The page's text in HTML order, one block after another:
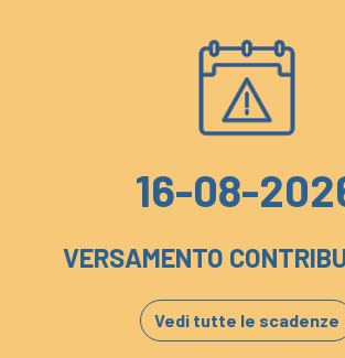
16-08-
VERSAMENTO
Vedi tutte le scadenze